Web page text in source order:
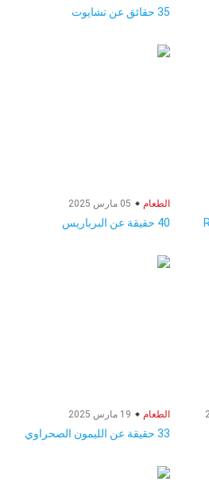
35 حقائق عن تشايوت
الطعام
40 حقيقة عن البرباريس
الطعام
33 حقيقة عن الليمون الصحراوي